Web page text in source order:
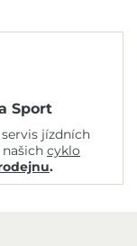
Sport
jízdních
cyklo
.